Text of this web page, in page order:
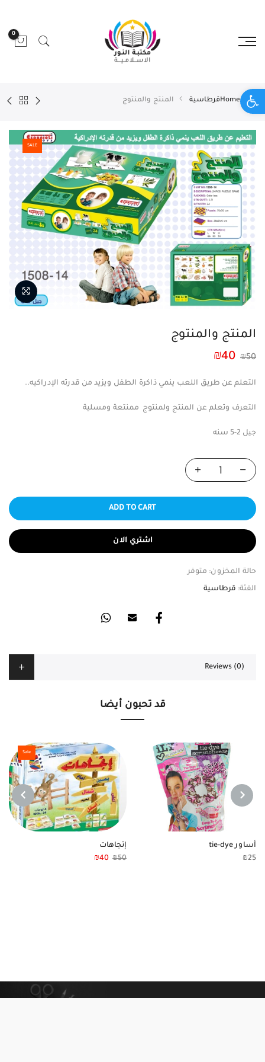
Open toolbar
0
Homeقرطاسية المنتج والمنتوج
SALE
المنتج والمنتوج
₪50
₪40
التعلم عن طريق اللعب ينمي ذاكرة الطفل ويزيد من قدرته الإدراكيه..
التعرف وتعلم عن المنتج ولمنتوج ممنتعة ومسلية
جيل 2-5 سنه
ADD TO CART
اشتري الان
حالة المخزون: متوفر
الفئة: قرطاسية
Reviews (0)
قد تحبون أيضا
PREVIOUS
أساور tie-dye
₪25
Sale
إتجاهات
₪50
₪40
NEXT